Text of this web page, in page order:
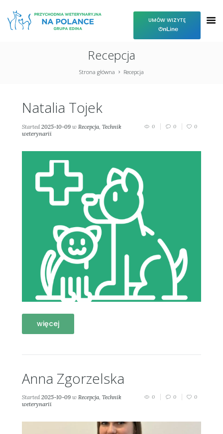
UMÓW WIZYTĘ
Recepcja
Strona główna Recepcja
Natalia Tojek
Started 2025-10-09 w Recepcja, Technik
weterynarii
0 0 0
więcej
Anna Zgorzelska
Started 2025-10-09 w Recepcja, Technik
weterynarii
0 0 0